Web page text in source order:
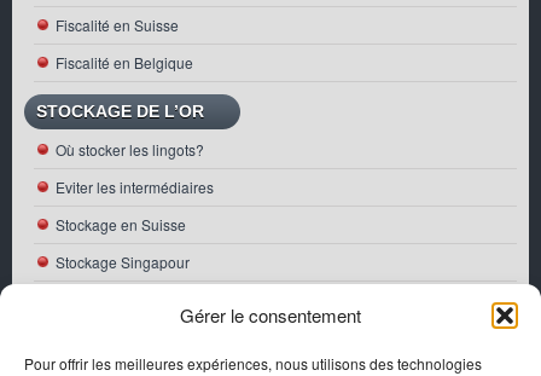
Gérer le consentement
Pour offrir les meilleures expériences, nous utilisons des technologies
Fiscalité en Suisse
Fiscalité en Belgique
STOCKAGE DE L’OR
Où stocker les lingots?
Eviter les intermédiaires
Stockage en Suisse
Stockage Singapour